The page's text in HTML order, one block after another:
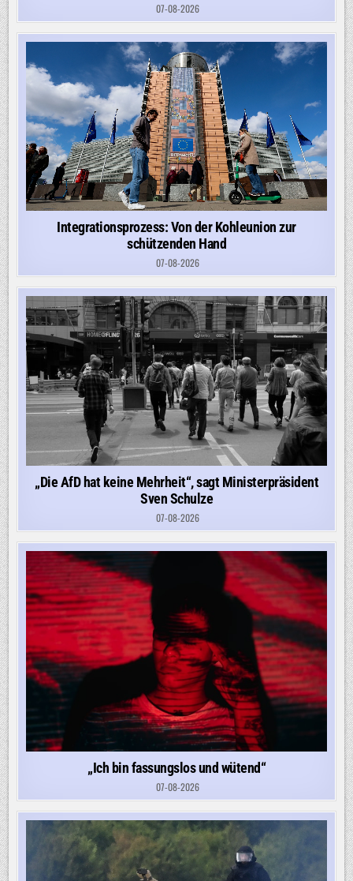
07-08-2026
Integrationsprozess: Von der Kohleunion zur
schützenden Hand
07-08-2026
„Die AfD hat keine Mehrheit“, sagt Ministerpräsident
Sven Schulze
07-08-2026
„Ich bin fassungslos und wütend“
07-08-2026